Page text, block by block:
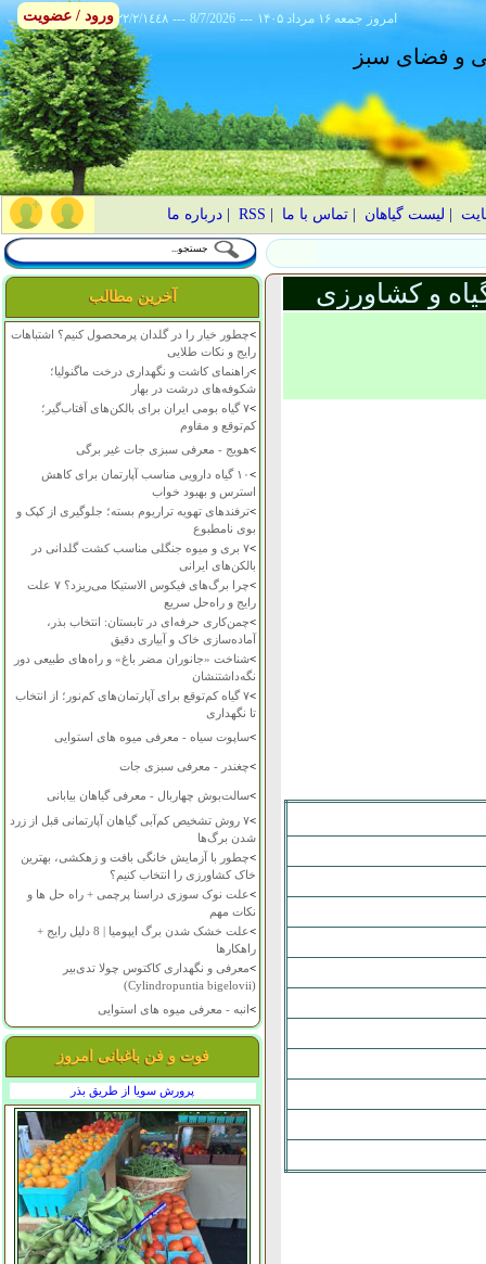
٢٢/٢/١٤٤٨ --- 8/7/2026 --- ۱۴۰۵ جمعه ۱۶ مرداد امروز
و فضای سبز
لیست گیاهان |تماس با ما RSS
|درباره ما
آخرین مطالب
>چطور خیار را در گلدان پرمحصول کنیم؟ اشتباهات
رایج و نکات طلایی
>راهنمای کاشت و نگهداری درخت ماگنولیا؛
شکوفه‌های درشت در بهار
>
۷ گیاه بومی ایران برای بالکن‌های آفتاب‌گیر؛
کم‌توقع و مقاوم
>هویج - معرفی سبزی جات غیر برگی
>
۱۰ گیاه دارویی مناسب آپارتمان برای کاهش
استرس و بهبود خواب
>ترفندهای تهویه تراریوم بسته؛ جلوگیری از کپک و
بوی نامطبوع
>
۷ بری و میوه جنگلی مناسب کشت گلدانی در
بالکن‌های ایرانی
>
چرا برگ‌های فیکوس الاستیکا می‌ریزد؟ ۷ علت
رایج و راه‌حل سریع
>چمن‌کاری حرفه‌ای در تابستان: انتخاب بذر،
آماده‌سازی خاک و آبیاری دقیق
>شناخت «جانوران مضر باغ» و راه‌های طبیعی دور
نگه‌داشتنشان
>
۷ گیاه کم‌توقع برای آپارتمان‌های کم‌نور؛ از انتخاب
تا نگهداری
>ساپوت سیاه - معرفی میوه های استوایی
>چغندر - معرفی سبزی جات
>سالت‌بوش چهاربال - معرفی گیاهان بیابانی
>
۷ روش تشخیص کم‌آبی گیاهان آپارتمانی قبل از زرد
شدن برگ‌ها
>چطور با آزمایش خانگی بافت و زهکشی، بهترین
خاک کشاورزی را انتخاب کنیم؟
>علت نوک سوزی دراسنا پرچمی + راه حل ها و
نکات مهم
>
علت خشک شدن برگ ایپومیا | 8 دلیل رایج +
راهکارها
>معرفی و نگهداری کاکتوس چولا تدی‌بیر
(Cylindropuntia bigelovii)
>انبه - معرفی میوه های استوایی
فوت و فن باغبانی امروز
پرورش سویا از طریق بذر
و کشاورزی
ورود / عضویت